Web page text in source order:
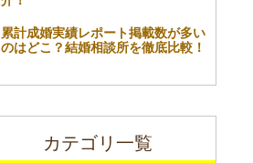
累計成婚実績レポート掲載数が多い
のはどこ？結婚相談所を徹底比較！
カテゴリ一覧